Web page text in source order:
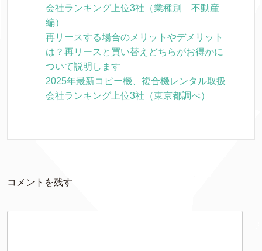
会社ランキング上位3社（業種別 不動産
編）
再リースする場合のメリットやデメリット
は？再リースと買い替えどちらがお得かに
ついて説明します
2025年最新コピー機、複合機レンタル取扱
会社ランキング上位3社（東京都調べ）
コメントを残す